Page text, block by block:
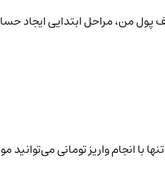
پول من، مراحل ابتدایی ایجاد
با انجام واریز تومانی